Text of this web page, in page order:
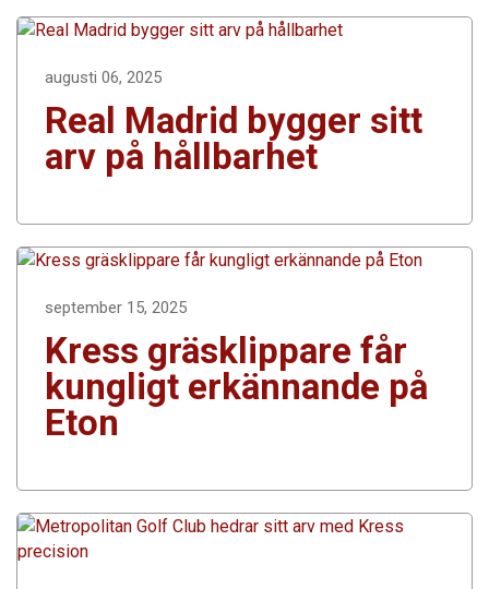
augusti 06, 2025
Real Madrid bygger sitt
arv på hållbarhet
september 15, 2025
Kress gräsklippare får
kungligt erkännande på
Eton